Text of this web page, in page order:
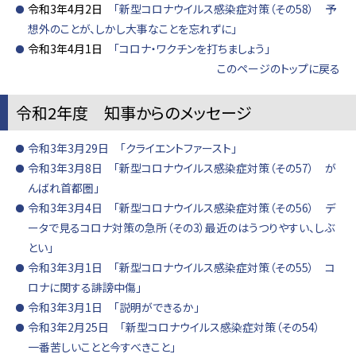
令和3年4月2日 「新型コロナウイルス感染症対策（その58） 予
想外のことが、しかし大事なことを忘れずに」
令和3年4月1日 「コロナ・ワクチンを打ちましょう」
このページのトップに戻る
令和2年度 知事からのメッセージ
令和3年3月29日 「クライエントファースト」
令和3年3月8日 「新型コロナウイルス感染症対策（その57） が
んばれ首都圏」
令和3年3月4日 「新型コロナウイルス感染症対策（その56） デ
ータで見るコロナ対策の急所（その3）最近のはうつりやすい、しぶ
とい」
令和3年3月1日 「新型コロナウイルス感染症対策（その55） コ
ロナに関する誹謗中傷」
令和3年3月1日 「説明ができるか」
令和3年2月25日 「新型コロナウイルス感染症対策（その54）
一番苦しいことと今すべきこと」